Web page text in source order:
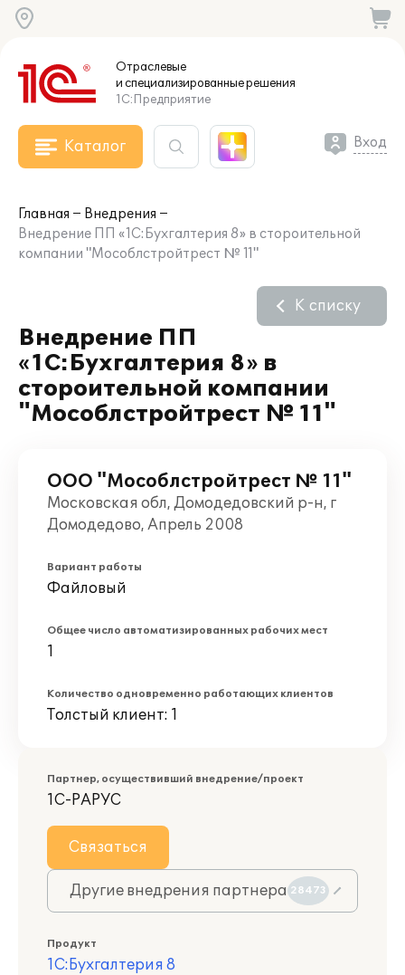
Отраслевые
и специализированныерешения
1С:Предприятие
Каталог Вход
Главная
Внедрения
Внедрение ПП «1С:Бухгалтерия 8» в стороительной
компании "Мособлстройтрест № 11"
Внедрение ПП
«1С:Бухгалтерия 8» в
стороительной компании
"Мособлстройтрест № 11"
К списку
ООО "Мособлстройтрест № 11"
Московская обл, Домодедовский р-н, г
Домодедово, Апрель 2008
Вариант работы
Файловый
Общее число автоматизированных рабочих мест
1
Количество одновременно работающих клиентов
Толстый клиент: 1
Партнер, осуществивший внедрение/проект
1С-РАРУС
Связаться
Другие внедрения партнера 28473
Продукт
1С:Бухгалтерия 8